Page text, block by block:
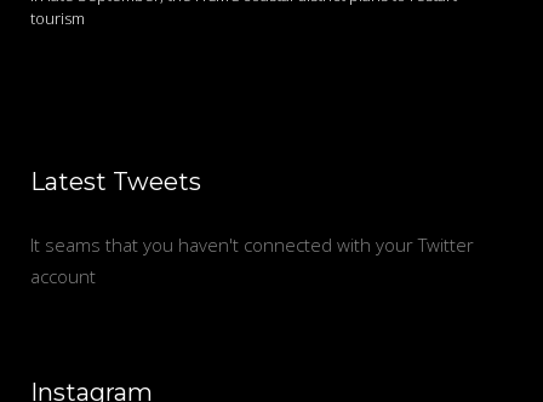
tourism
Latest Tweets
It seams that you haven't connected with your Twitter
account
Instagram